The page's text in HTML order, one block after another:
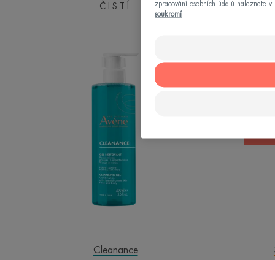
Čisticí
ČISTÍ
Cleanance
zpracování osobních údajů naleznete
soukromí